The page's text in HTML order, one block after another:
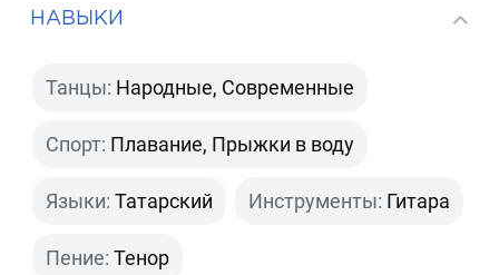
НАВЫКИ
Танцы: Народные, Современные
Спорт: Плавание, Прыжки в воду
Языки: Татарский Инструменты: Гитара
Пение: Тенор